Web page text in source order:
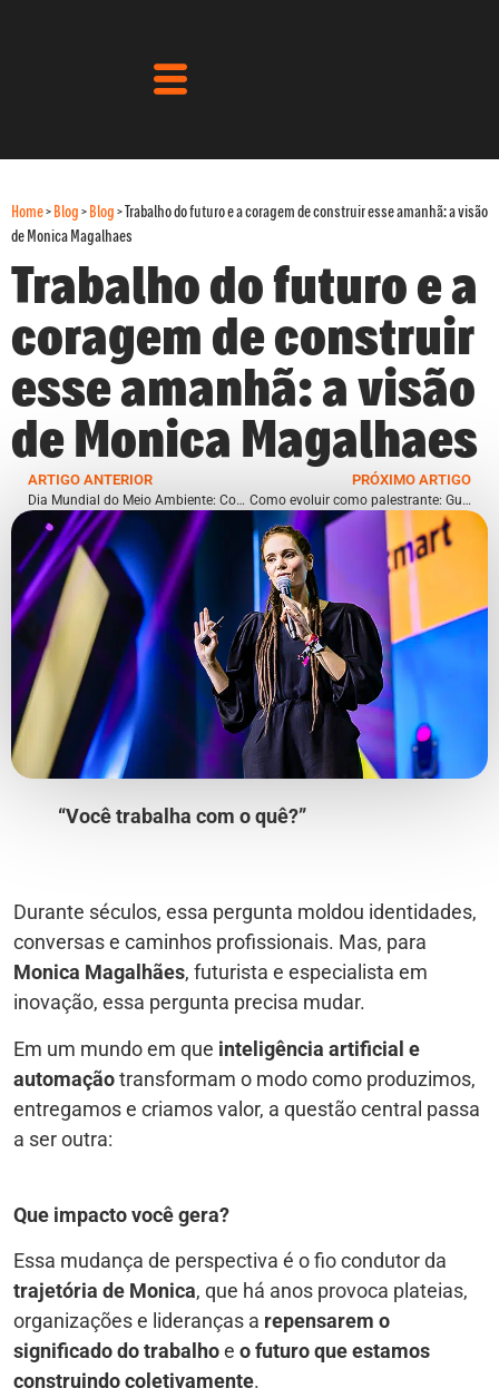
Home>Blog>Blog>Trabalho do futuro e a coragem de construir esse amanhã: a visão
de Monica Magalhaes
Trabalho do futuro e a
coragem de construir
esse amanhã: a visão
de Monica Magalhaes
ARTIGO ANTERIOR
Dia Mundial do Meio Ambiente: Como sua empresa pode liderar com propósito em 2025
PRÓXIMO ARTIGO
Como evoluir como palestrante: Guia de autoavaliação e análise de performance pós-palestra
“Você trabalha com o quê?”
Durante séculos, essa pergunta moldou identidades,
conversas e caminhos profissionais. Mas, para
Monica Magalhães, futurista e especialista em
inovação, essa pergunta precisa mudar.
Em um mundo em que inteligência artificial e
automaçãotransformam o modo como produzimos,
entregamos e criamos valor, a questão central passa
a ser outra:
Que impacto você gera?
Essa mudança de perspectiva é o fio condutor da
trajetória de Monica, que há anos provoca plateias,
organizações e lideranças a repensarem o
significado do trabalhoe o futuro que estamos
construindo coletivamente.